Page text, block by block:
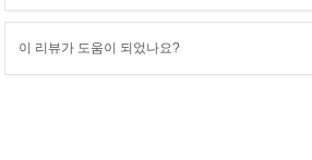
이 리뷰가 도움이 되었나요?